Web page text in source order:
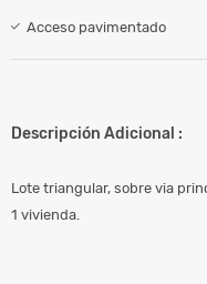
Acceso pavimentado
Descripción Adicional :
Lote triangular, sobre via
1 vivienda.